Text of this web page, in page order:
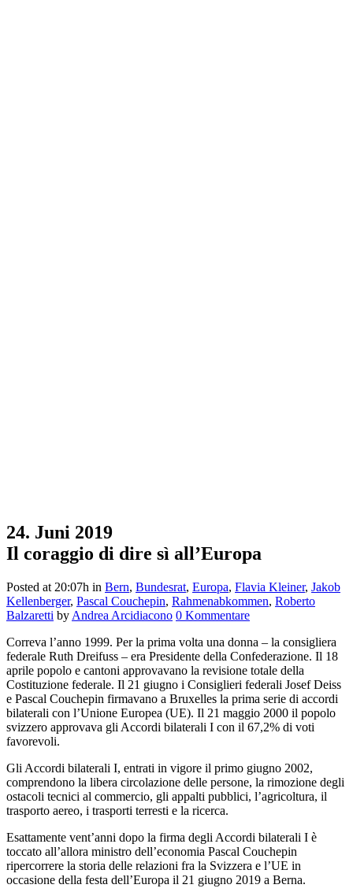
24. Juni 2019
Il coraggio di dire sì all’Europa
Posted at 20:07h in Bern, Bundesrat, Europa, Flavia Kleiner, Jakob
Kellenberger, Pascal Couchepin, Rahmenabkommen, Roberto
Balzaretti by Andrea Arcidiacono 0 Kommentare
Correva l’anno 1999. Per la prima volta una donna – la consigliera
federale Ruth Dreifuss – era Presidente della Confederazione. Il 18
aprile popolo e cantoni approvavano la revisione totale della
Costituzione federale. Il 21 giugno i Consiglieri federali Josef Deiss
e Pascal Couchepin firmavano a Bruxelles la prima serie di accordi
bilaterali con l’Unione Europea (UE). Il 21 maggio 2000 il popolo
svizzero approvava gli Accordi bilaterali I con il 67,2% di voti
favorevoli.
Gli Accordi bilaterali I, entrati in vigore il primo giugno 2002,
comprendono la libera circolazione delle persone, la rimozione degli
ostacoli tecnici al commercio, gli appalti pubblici, l’agricoltura, il
trasporto aereo, i trasporti terresti e la ricerca.
Esattamente vent’anni dopo la firma degli Accordi bilaterali I è
toccato all’allora ministro dell’economia Pascal Couchepin
ripercorrere la storia delle relazioni fra la Svizzera e l’UE in
occasione della festa dell’Europa il 21 giugno 2019 a Berna.